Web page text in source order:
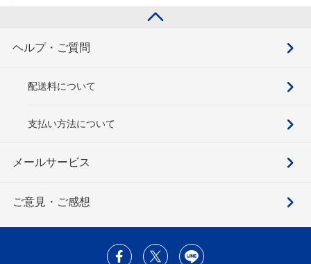
ヘルプ・ご質問
配送料について
支払い方法について
メールサービス
ご意見・ご感想